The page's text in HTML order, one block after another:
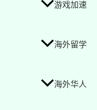
游戏加速
海外留学
海外华人